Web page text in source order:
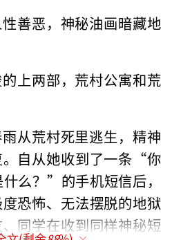
善恶，神秘油画暗藏地
上两部，荒村公寓和荒
从荒村死里逃生，精神
自从她收到了一条“你
么？”的手机短信后，
恐怖、无法摆脱的地狱
同学在收到同样神秘短